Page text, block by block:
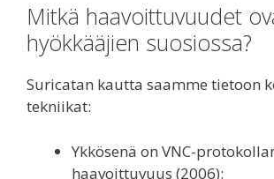
Mitkä haavoittuvuudet
hyökkääjien suosiossa?
Suricatan kautta saamme tietoon
tekniikat:
Ykkösenä on VNC-
haavoittuvuus (2006):